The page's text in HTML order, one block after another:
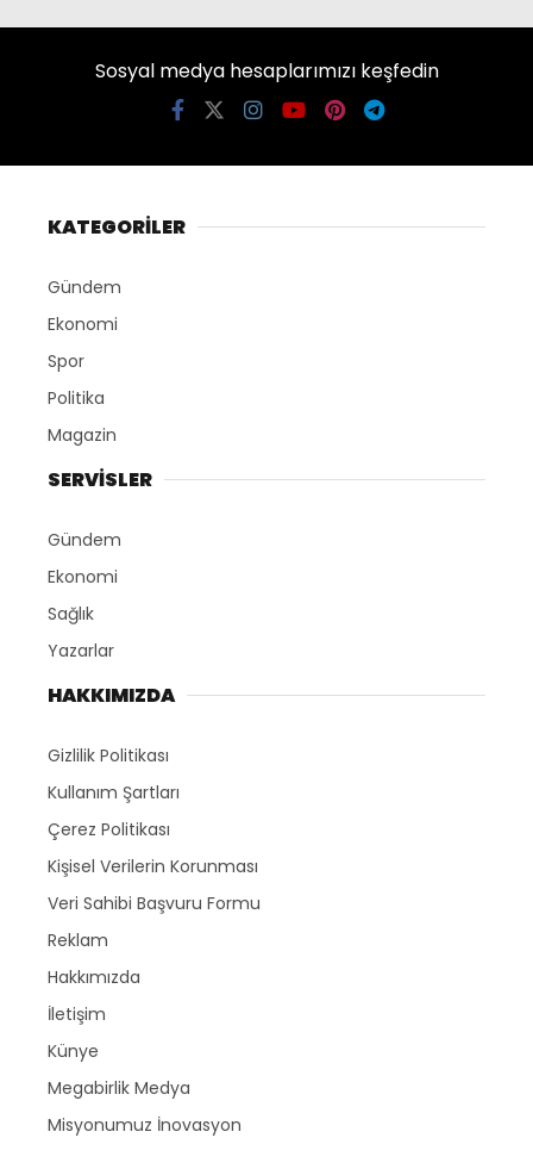
Sosyal medya hesaplarımızı keşfedin
KATEGORİLER
Gündem
Ekonomi
Spor
Politika
Magazin
SERVİSLER
Gündem
Ekonomi
Sağlık
Yazarlar
HAKKIMIZDA
Gizlilik Politikası
Kullanım Şartları
Çerez Politikası
Kişisel Verilerin Korunması
Veri Sahibi Başvuru Formu
Reklam
Hakkımızda
İletişim
Künye
Megabirlik Medya
Misyonumuz İnovasyon